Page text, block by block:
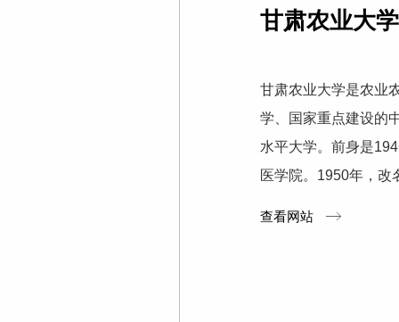
甘肃农业大学
甘肃农业大学是农业
学、国家重点建设的
水平大学。前身是
医学院。1950年，改
查看网站